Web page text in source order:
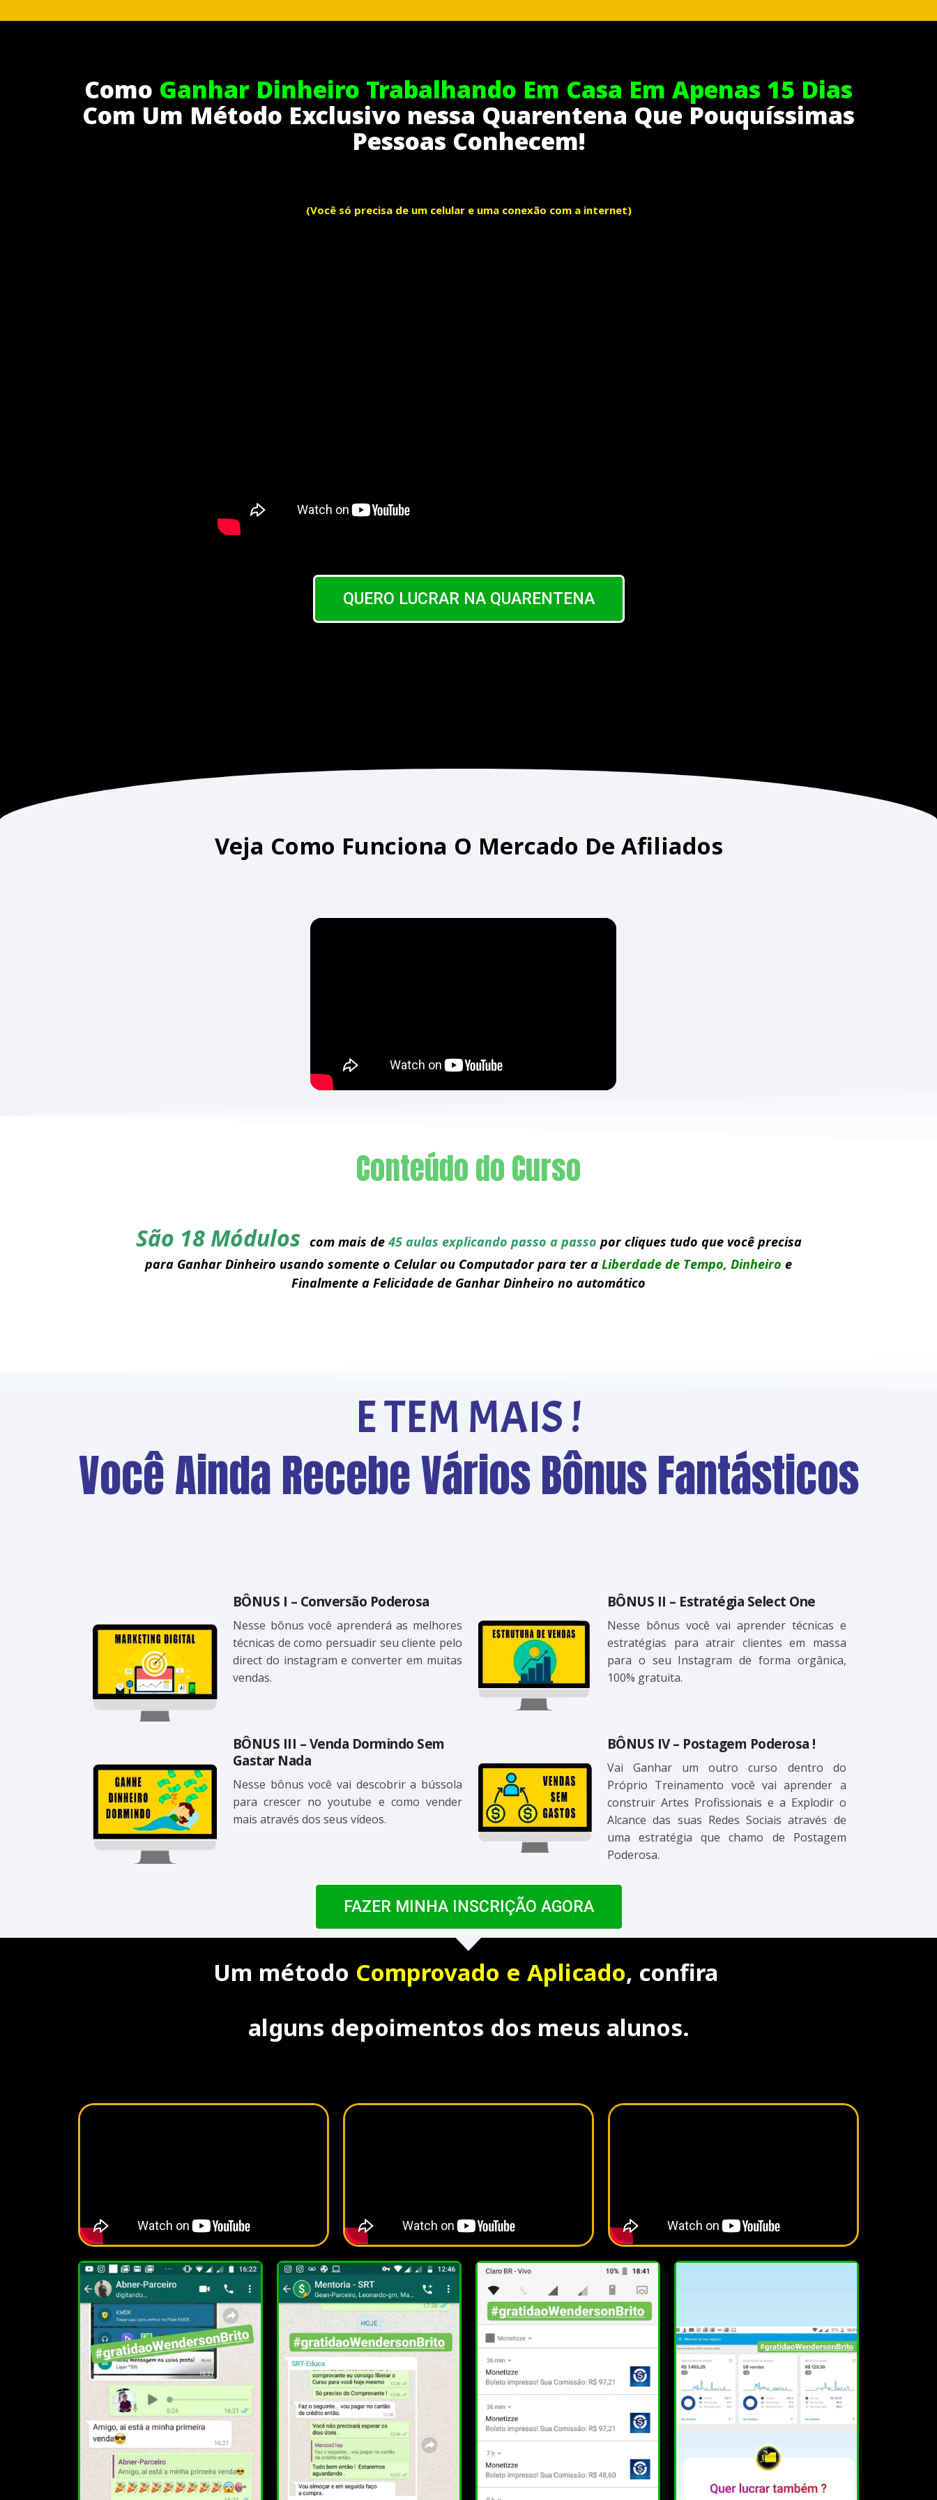
Como Ganhar Dinheiro Trabalhando Em Casa Em Apenas 15 Dias
Com Um Método Exclusivo nessa Quarentena Que Pouquíssimas
Pessoas Conhecem!
(Você só precisa de um celular e uma conexão com a internet)
QUERO LUCRAR NA QUARENTENA
Veja Como Funciona O Mercado De Afiliados
Conteúdo do Curso
São 18 Módulos com mais de 45 aulas explicando passo a passo por cliques tudo que você precisa
para Ganhar Dinheiro usando somente o Celular ou Computador para ter a Liberdade de Tempo, Dinheiro e
Finalmente a Felicidade de Ganhar Dinheiro no automático
E TEM MAIS !
Você Ainda Recebe Vários Bônus Fantásticos
BÔNUS I – Conversão Poderosa
Nesse bônus você aprenderá as melhores
técnicas de como persuadir seu cliente pelo
direct do instagram e converter em muitas
vendas.
BÔNUS II – Estratégia Select One
Nesse bônus você vai aprender técnicas e
estratégias para atrair clientes em massa
para o seu Instagram de forma orgânica,
100% gratuita.
BÔNUS III – Venda Dormindo Sem
Gastar Nada
Nesse bônus você vai descobrir a bússola
para crescer no youtube e como vender
mais através dos seus vídeos.
BÔNUS IV – Postagem Poderosa !
Vai Ganhar um outro curso dentro do
Próprio Treinamento você vai aprender a
construir Artes Profissionais e a Explodir o
Alcance das suas Redes Sociais através de
uma estratégia que chamo de Postagem
Poderosa.
FAZER MINHA INSCRIÇÃO AGORA
Um método Comprovado e Aplicado, confira
alguns depoimentos dos meus alunos.